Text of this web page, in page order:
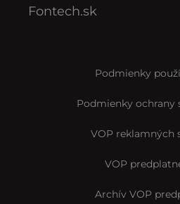
Fontech.sk
Podmienky
Podmienky ochrany
VOP reklamných
VOP
Archív VOP